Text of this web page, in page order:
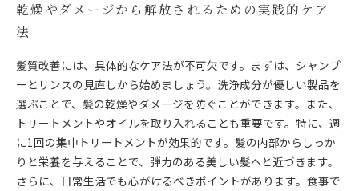
乾燥やダメージから解放されるための実践的ケア
法
髪質改善には、具体的なケア法が不可欠です。まずは、シャンプ
ーとリンスの見直しから始めましょう。洗浄成分が優しい製品を
選ぶことで、髪の乾燥やダメージを防ぐことができます。また、
トリートメントやオイルを取り入れることも重要です。特に、週
に1回の集中トリートメントが効果的です。髪の内部からしっか
りと栄養を与えることで、弾力のある美しい髪へと近づきます。
さらに、日常生活でも心がけるべきポイントがあります。食事で